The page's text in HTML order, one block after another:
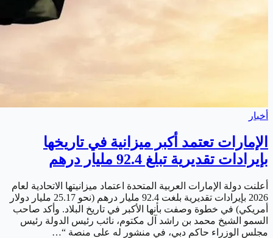
أخبار
الإمارات تعتمد أكبر ميزانية في تاريخها
بإيرادات تقديرية تبلغ 92.4 مليار درهم
أعلنت دولة الإمارات العربية المتحدة اعتماد ميزانيتها الاتحادية لعام
2026 بإيرادات تقديرية بلغت 92.4 مليار درهم (نحو 25.17 مليار دولار
أمريكي) في خطوة وصفت بأنها الأكبر في تاريخ البلاد. وأكد صاحب
السمو الشيخ محمد بن راشد آل مكتوم، نائب رئيس الدولة رئيس
مجلس الوزراء حاكم دبي، في منشور له على منصة “…